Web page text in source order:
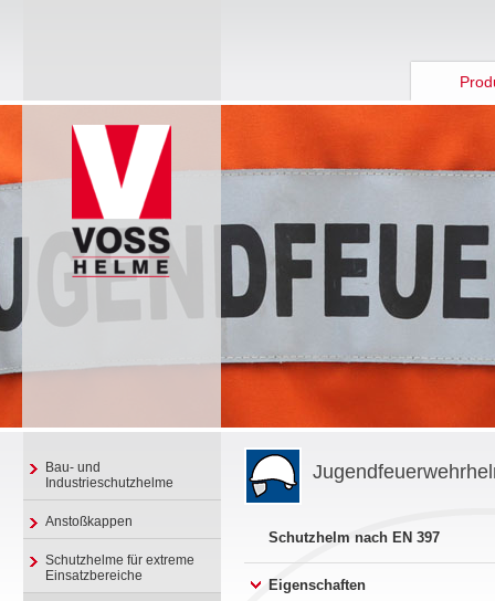
Bau- und
Industrieschutzhelme
Anstoßkappen
Schutzhelme für extreme
Einsatzbereiche
Schutzhelm nach EN 397
Eigenschaften